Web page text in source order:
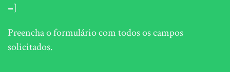
=]
Preencha o formulário com todos os campos
solicitados.